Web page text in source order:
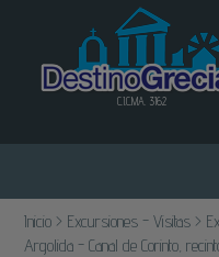
C.I.C.MA. 3162
Inicio > Excursiones - Visitas >
Argolida - Canal de Corinto,